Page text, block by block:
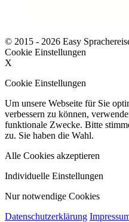
© 2015 - 2026 Easy
Cookie Einstellungen
X
Cookie Einstellungen
Um unsere Webseite für Sie
verbessern zu können,
funktionale Zwecke. Bitte
zu. Sie haben die Wahl.
Alle Cookies akzeptieren
Individuelle Einstellungen
Nur notwendige Cookies
Datenschutzerklärung